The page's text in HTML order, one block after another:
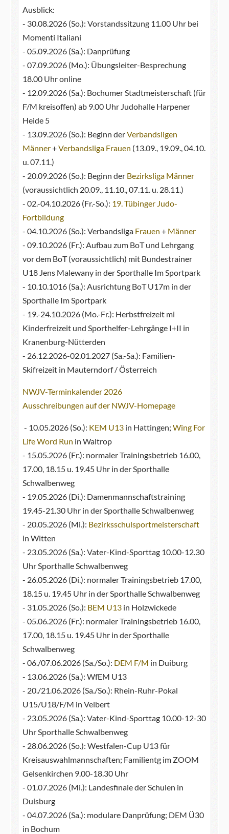
Ausblick:
- 30.08.2026 (So.): Vorstandssitzung 11.00 Uhr bei
Momenti Italiani
- 05.09.2026 (Sa.): Danprüfung
- 07.09.2026 (Mo.): Übungsleiter-Besprechung
18.00 Uhr online
- 12.09.2026 (Sa.): Bochumer Stadtmeisterschaft (für
F/M kreisoffen) ab 9.00 Uhr Judohalle Harpener
Heide 5
- 13.09.2026 (So.): Beginn derVerbandsligen
Männer+Verbandsliga Frauen (13.09., 19.09., 04.10.
u. 07.11.)
- 20.09.2026 (So.): Beginn der Bezirksliga Männer
(voraussichtlich 20.09., 11.10., 07.11. u. 28.11.)
- 02.-04.10.2026 (Fr.-So.): 19. Tübinger Judo-
Fortbildung
- 04.10.2026 (So.): Verbandsliga Frauen + Männer
- 09.10.2026 (Fr.): Aufbau zum BoT und Lehrgang
vor dem BoT (voraussichtlich) mit Bundestrainer
U18 Jens Malewany in der Sporthalle Im Sportpark
- 10.10.1016 (Sa.): Ausrichtung BoT U17m in der
Sporthalle Im Sportpark
- 19.-24.10.2026 (Mo.-Fr.): Herbstfreizeit mi
Kinderfreizeit und Sporthelfer-Lehrgänge I+II in
Kranenburg-Nütterden
- 26.12.2026-02.01.2027 (Sa.-Sa.): Familien-
Skifreizeit in Mauterndorf / Österreich
NWJV-Terminkalender 2026
Ausschreibungen auf der NWJV-Homepage
- 10.05.2026 (So.): KEM U13in Hattingen; Wing For
Life Word Run in Waltrop
- 15.05.2026 (Fr.): normaler Trainingsbetrieb 16.00,
17.00, 18.15 u. 19.45 Uhr in der Sporthalle
Schwalbenweg
- 19.05.2026 (Di.): Damenmannschaftstraining
19.45-21.30 Uhr in der Sporthalle Schwalbenweg
- 20.05.2026 (Mi.): Bezirksschulsportmeisterschaft
in Witten
- 23.05.2026 (Sa.): Vater-Kind-Sporttag 10.00-12.30
Uhr Sporthalle Schwalbenweg
- 26.05.2026 (Di.): normaler Trainingsbetrieb 17.00,
18.15 u. 19.45 Uhr in der Sporthalle Schwalbenweg
- 31.05.2026 (So.): BEM U13in Holzwickede
- 05.06.2026 (Fr.): normaler Trainingsbetrieb 16.00,
17.00, 18.15 u. 19.45 Uhr in der Sporthalle
Schwalbenweg
- 06./07.06.2026 (Sa./So.): DEM F/M in Duiburg
- 13.06.2026 (Sa.): WfEM U13
- 20./21.06.2026 (Sa./So.): Rhein-Ruhr-Pokal
U15/U18/F/M in Velbert
- 23.05.2026 (Sa.): Vater-Kind-Sporttag 10.00-12-30
Uhr Sporthalle Schwalbenweg
- 28.06.2026 (So.): Westfalen-Cup U13 für
Kreisauswahlmannschaften; Familientg im ZOOM
Gelsenkirchen 9.00-18.30 Uhr
- 01.07.2026 (Mi.): Landesfinale der Schulen in
Duisburg
- 04.07.2026 (Sa.): modulare Danprüfung; DEM Ü30
in Bochum